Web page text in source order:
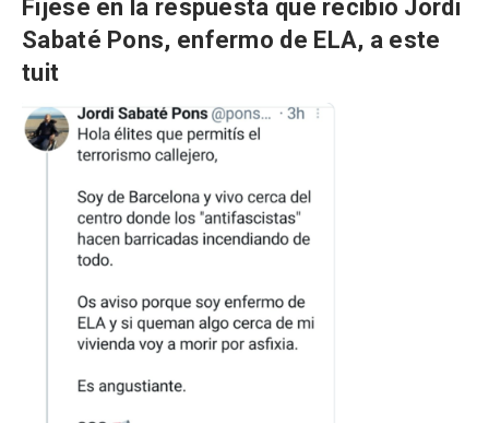
Fíjese en la respuesta que recibió Jordi
Sabaté Pons, enfermo de ELA, a este
tuit